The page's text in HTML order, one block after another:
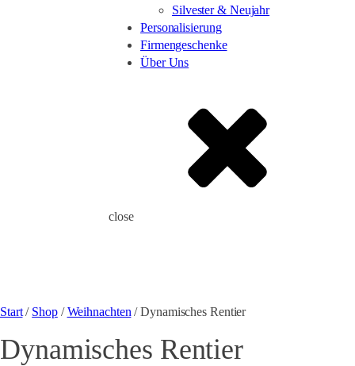
Silvester & Neujahr
Personalisierung
Firmengeschenke
Über Uns
close
Start/ Shop/Weihnachten / Dynamisches Rentier
Dynamisches Rentier